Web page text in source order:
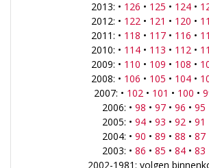
2013: • 126 • 125 • 124•
2012: • 122• 121 • 120 •
2011: • 118 • 117• 116 •
2010: • 114• 113 • 112•
2009: • 110 • 109 • 108 •
2008: • 106 • 105 • 104•
2007: • 102• 101 • 100 •
2006: • 98 • 97• 96 • 95
2005: • 94• 93 • 92• 91
2004: • 90 • 89 • 88 • 87
2003: • 86 • 85 • 84• 83
2002-1981: volgen